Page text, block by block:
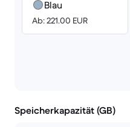
Blau
Ab: 221.00 EUR
Speicherkapazität (GB)